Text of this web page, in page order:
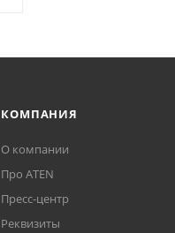
КОМПАНИЯ
О компании
Про ATEN
Пресс-центр
Реквизиты